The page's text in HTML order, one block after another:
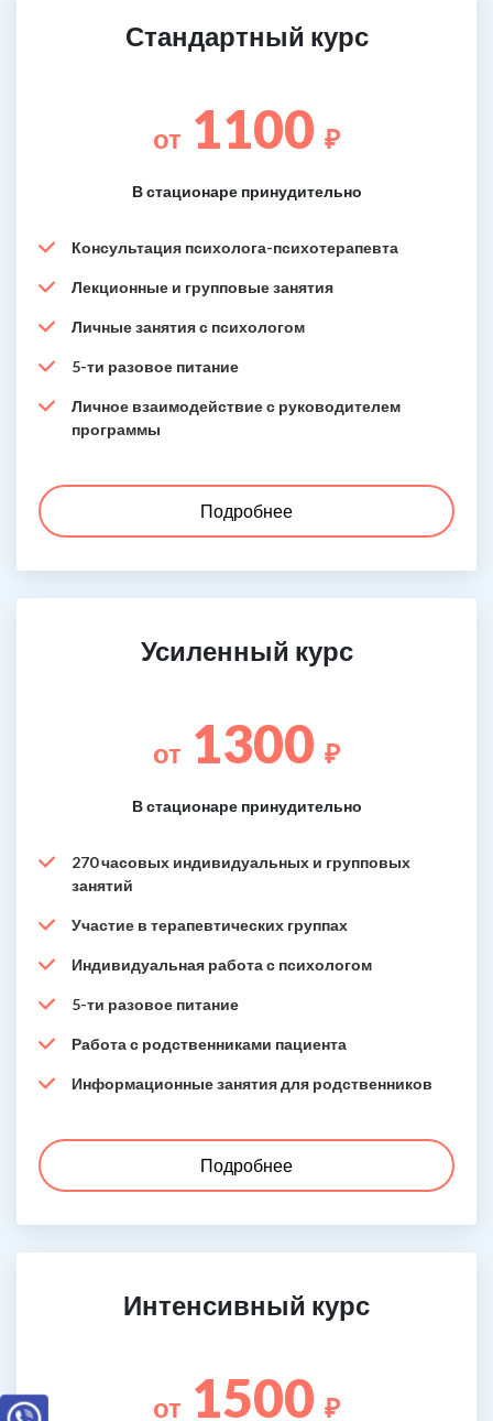
Стандартный курс
от 1100 ₽
В стационаре принудительно
Консультация психолога-психотерапевта
Лекционные и групповые занятия
Личные занятия с психологом
5-ти разовое питание
Личное взаимодействие с руководителем
программы
Подробнее
Усиленный курс
от 1300 ₽
В стационаре принудительно
270 часовых индивидуальных и групповых
занятий
Участие в терапевтических группах
Индивидуальная работа с психологом
5-ти разовое питание
Работа с родственниками пациента
Информационные занятия для родственников
Подробнее
Интенсивный курс
от 1500 ₽